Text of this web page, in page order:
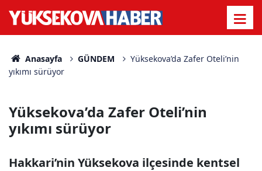
Anasayfa GÜNDEM
Yüksekova’da Zafer Oteli’nin
yıkımı sürüyor
Yüksekova’da Zafer Oteli’nin
yıkımı sürüyor
Hakkari’nin Yüksekova ilçesinde kentsel